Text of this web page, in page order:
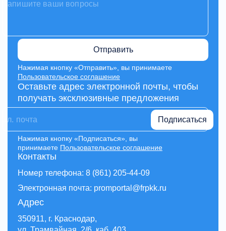
Контакты
Номер телефона: 8 (861) 205-44-09
Электронная почта: promportal@frpkk.ru
Адрес
350911, г. Краснодар,
Отправить
Нажимая кнопку «Отправить», вы принимаете
Пользовательское соглашение
Оставьте адрес электронной почты, чтобы
получать эксклюзивные предложения
Подписаться
Нажимая кнопку «Подписаться», вы
принимаете Пользовательское соглашение